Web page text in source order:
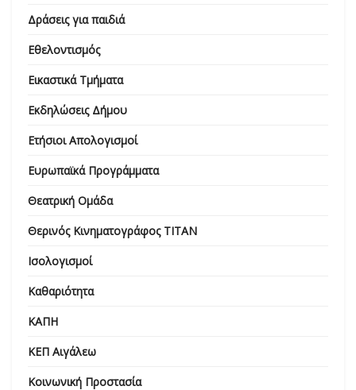
Δράσεις για παιδιά
Εθελοντισμός
Εικαστικά Τμήματα
Εκδηλώσεις Δήμου
Ετήσιοι Απολογισμοί
Ευρωπαϊκά Προγράμματα
Θεατρική Ομάδα
Θερινός Κινηματογράφος ΤΙΤΑΝ
Ισολογισμοί
Καθαριότητα
ΚΑΠΗ
ΚΕΠ Αιγάλεω
Κοινωνική Προστασία